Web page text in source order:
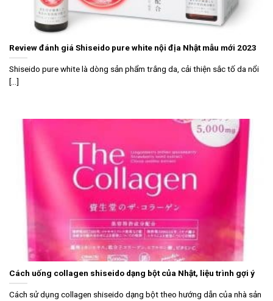
Review đánh giá Shiseido pure white nội địa Nhật mẫu mới 2023
Shiseido pure white là dòng sản phẩm trắng da, cải thiện sắc tố da nổi
[...]
Cách uống collagen shiseido dạng bột của Nhật, liệu trình gợi ý
Cách sử dụng collagen shiseido dạng bột theo hướng dẫn của nhà sản